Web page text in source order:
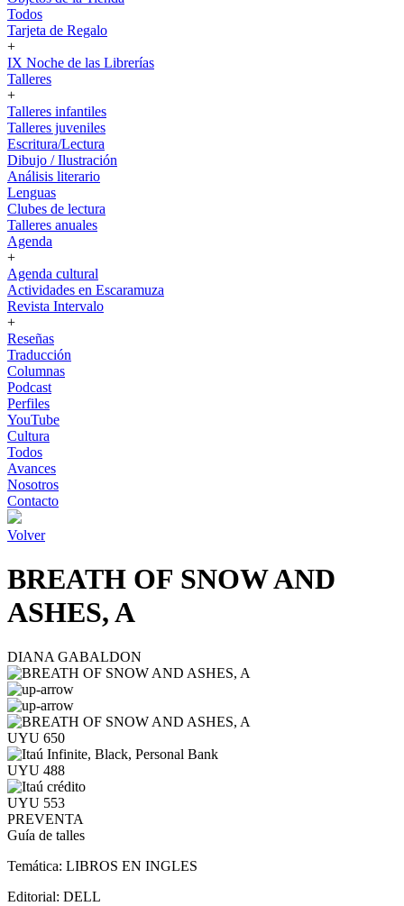
Todos
Tarjeta de Regalo
+
IX Noche de las Librerías
Talleres
+
Talleres infantiles
Talleres juveniles
Escritura/Lectura
Dibujo / Ilustración
Análisis literario
Lenguas
Clubes de lectura
Talleres anuales
Agenda
+
Agenda cultural
Actividades en Escaramuza
Revista Intervalo
+
Reseñas
Traducción
Columnas
Podcast
Perfiles
YouTube
Cultura
Todos
Avances
Nosotros
Contacto
Volver
BREATH OF SNOW AND
ASHES, A
DIANA GABALDON
UYU 650
UYU 488
UYU 553
PREVENTA
Guía de talles
Temática: LIBROS EN INGLES
Editorial: DELL